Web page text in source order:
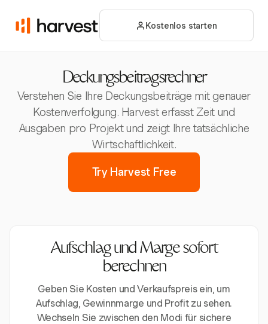
Kostenlos starten
Deckungsbeitragsrechner
Verstehen Sie Ihre Deckungsbeiträge mit genauer
Kostenverfolgung. Harvest erfasst Zeit und
Ausgaben pro Projekt und zeigt Ihre tatsächliche
Wirtschaftlichkeit.
Try Harvest Free
Aufschlag und Marge sofort
berechnen
Geben Sie Kosten und Verkaufspreis ein, um
Aufschlag, Gewinnmarge und Profit zu sehen.
Wechseln Sie zwischen den Modi für sichere